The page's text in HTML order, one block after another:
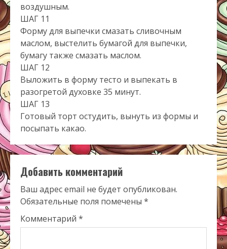
воздушным.
ШАГ 11
Форму для выпечки смазать сливочным
маслом, выстелить бумагой для выпечки,
бумагу также смазать маслом.
ШАГ 12
Выложить в форму тесто и выпекать в
разогретой духовке 35 минут.
ШАГ 13
Готовый торт остудить, вынуть из формы и
посыпать какао.
Добавить комментарий
Ваш адрес email не будет опубликован.
Обязательные поля помечены *
Комментарий *